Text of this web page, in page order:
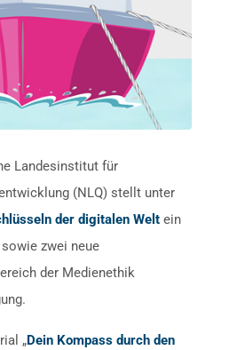
Landesinstitut für
(NLQ) stellt unter
der digitalen Welt ein
zwei neue
der Medienethik
„Dein Kompass durch den